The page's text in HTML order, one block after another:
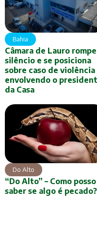
Bahia
Câmara de Lauro rompe
silêncio e se posiciona
sobre caso de violência
envolvendo o
da Casa
Do Alto
“Do Alto” – Como posso
saber se algo é pecado?